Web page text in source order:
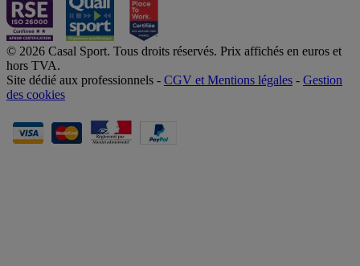
© 2026 Casal Sport. Tous droits réservés. Prix affichés en euros et
hors TVA.
Site dédié aux professionnels - CGV et Mentions légales - Gestion
des cookies